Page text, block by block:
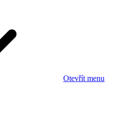
Otevřít menu